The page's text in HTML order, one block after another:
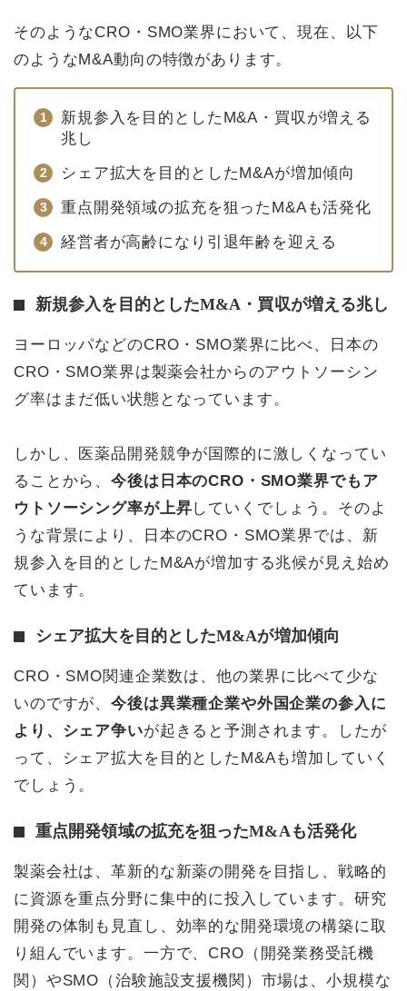
そのようなCRO・SMO業界において、現在、以下
のようなM&A動向の特徴があります。
新規参入を目的としたM&A・買収が増える
兆し
シェア拡大を目的としたM&Aが増加傾向
重点開発領域の拡充を狙ったM&Aも活発化
経営者が高齢になり引退年齢を迎える
新規参入を目的としたM&A・買収が増える兆し
ヨーロッパなどのCRO・SMO業界に比べ、日本の
CRO・SMO業界は製薬会社からのアウトソーシン
グ率はまだ低い状態となっています。
しかし、医薬品開発競争が国際的に激しくなってい
ることから、今後は日本のCRO・SMO業界でもア
ウトソーシング率が上昇していくでしょう。そのよ
うな背景により、日本のCRO・SMO業界では、新
規参入を目的としたM&Aが増加する兆候が見え始め
ています。
シェア拡大を目的としたM&Aが増加傾向
CRO・SMO関連企業数は、他の業界に比べて少な
いのですが、今後は異業種企業や外国企業の参入に
より、シェア争いが起きると予測されます。したが
って、シェア拡大を目的としたM&Aも増加していく
でしょう。
重点開発領域の拡充を狙ったM&Aも活発化
製薬会社は、革新的な新薬の開発を目指し、戦略的
に資源を重点分野に集中的に投入しています。研究
開発の体制も見直し、効率的な開発環境の構築に取
り組んでいます。一方で、CRO（開発業務受託機
関）やSMO（治験施設支援機関）市場は、小規模な